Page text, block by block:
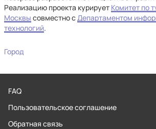
Реализацию проекта курирует Комитет по
Москвы совместно сДепартаментом
технологий.
Город
FAQ
Пользовательское соглашение
Обратная связь